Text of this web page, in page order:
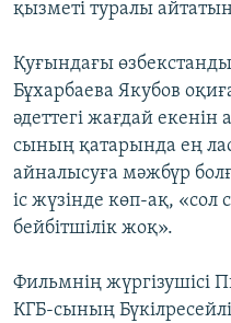
қызметі туралы айтатын
Қуғындағы
Бұхарбаева Якубов
әдеттегі жағдай
сының қатарында ең
айналысуға мәжбүр
іс жүзінде көп-ақ, «сол
бейбітшілік жоқ».
Фильмнің жүргізушісі
КГБ-сының